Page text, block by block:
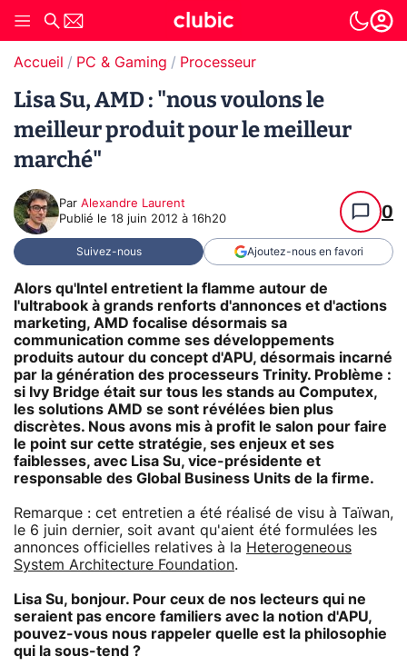
Accueil PC & Gaming Processeur
Lisa Su, AMD : "nous voulons le
meilleur produit pour le meilleur
marché"
Par Alexandre Laurent
Publié le 18 juin 2012 à 16h20 0
Suivez-nous Ajoutez-nous en favori
Alors qu'Intel entretient la flamme autour de
l'ultrabook à grands renforts d'annonces et d'actions
marketing, AMD focalise désormais sa
communication comme ses développements
produits autour du concept d'APU, désormais incarné
par la génération des processeurs Trinity. Problème :
si Ivy Bridge était sur tous les stands au Computex,
les solutions AMD se sont révélées bien plus
discrètes. Nous avons mis à profit le salon pour faire
le point sur cette stratégie, ses enjeux et ses
faiblesses, avec Lisa Su, vice-présidente et
responsable des Global Business Units de la firme.
Remarque : cet entretien a été réalisé de visu à Taïwan,
le 6 juin dernier, soit avant qu'aient été formulées les
annonces officielles relatives à la Heterogeneous
System Architecture Foundation.
Lisa Su, bonjour. Pour ceux de nos lecteurs qui ne
seraient pas encore familiers avec la notion d'APU,
pouvez-vous nous rappeler quelle est la philosophie
qui la sous-tend ?